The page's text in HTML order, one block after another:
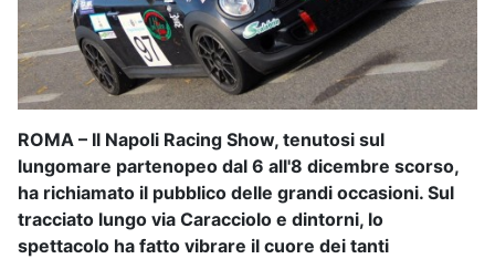
ROMA – Il Napoli Racing Show, tenutosi sul
lungomare partenopeo dal 6 all'8 dicembre scorso,
ha richiamato il pubblico delle grandi occasioni. Sul
tracciato lungo via Caracciolo e dintorni, lo
spettacolo ha fatto vibrare il cuore dei tanti